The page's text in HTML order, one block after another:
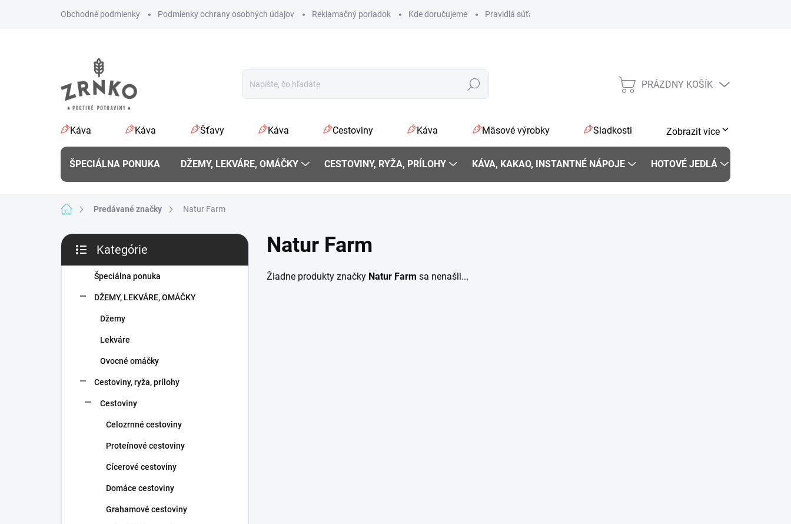
Obchodné podmienky Podmienky ochrany osobných údajov Reklamačný poriadok Kde doručujeme Pravidlá súťaže na sociálnych sieťach
Hľadať
NÁKUPNÝ
PRÁZDNY KOŠÍK
Káva Káva Šťavy Káva Cestoviny Káva Mäsové výrobky Sladkosti Zobrazit více
ŠPECIÁLNA PONUKA DŽEMY, LEKVÁRE, OMÁČKY CESTOVINY, RYŽA, PRÍLOHY KÁVA, KAKAO, INSTANTNÉ NÁPOJE HOTOVÉ JEDLÁ
DomovPredávané značky Natur Farm
B
č
kategórie
Kategórie
Špeciálna ponuka
DŽEMY, LEKVÁRE, OMÁČKY
Džemy
Lekváre
Ovocné omáčky
Cestoviny, ryža, prílohy
Cestoviny
Celozrnné cestoviny
Proteínové cestoviny
Cícerové cestoviny
Domáce cestoviny
Grahamové cestoviny
Natur Farm
Žiadne produkty značky Natur Farm sa nenašli...